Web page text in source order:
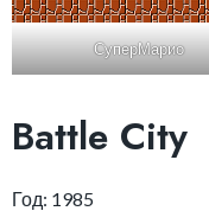
СуперМарио
Battle City
Год: 1985